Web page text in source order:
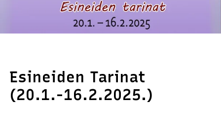
Esineiden Tarinat
(20.1.-16.2.2025.)